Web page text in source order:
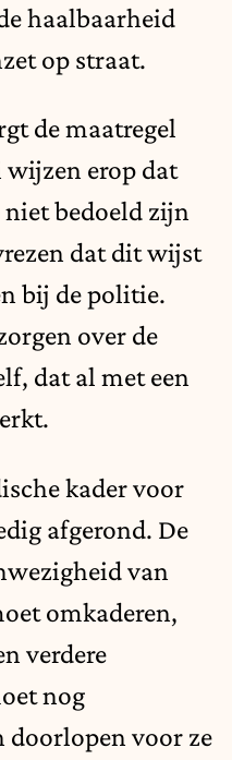
haalbaarheid
op straat.
de maatregel
erop dat
bedoeld zijn
dat dit wijst
bij de politie.
over de
dat al met een
kader voor
afgerond. De
van
omkaderen,
verdere
nog
doorlopen voor ze